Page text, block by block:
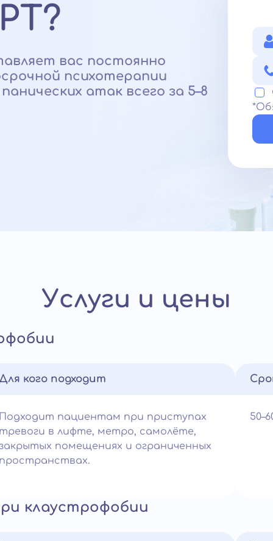
вас постоянно
психотерапии
атак всего за 5–8
Услуги и цены
кого подходит
пациентам при приступах
в лифте, метро, самолёте,
помещениях и ограниченных
клаустрофобии